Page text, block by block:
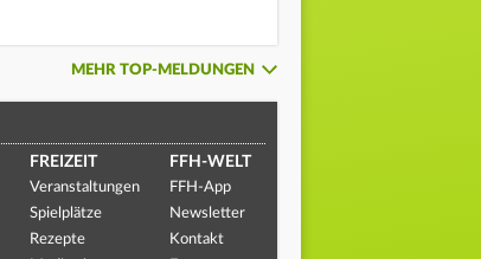
MEHR TOP-MELDUNGEN
FREIZEIT
Veranstaltungen
Spielplätze
Rezepte
FFH-WELT
FFH-App
Newsletter
Kontakt